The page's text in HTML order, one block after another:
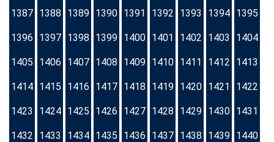
1387 1388 1389 1390 1391 1392 1393 1394 1395
1396 1397 1398 1399 1400 1401 1402 1403 1404
1405 1406 1407 1408 1409 1410 1411 1412 1413
1414 1415 1416 1417 1418 1419 1420 1421 1422
1423 1424 1425 1426 1427 1428 1429 1430 1431
1432 1433 1434 1435 1436 1437 1438 1439 1440